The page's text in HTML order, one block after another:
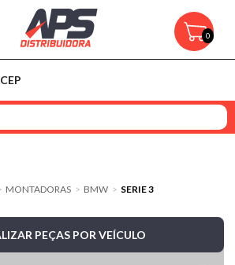
0
MONTADORAS > BMW > SERIE 3
PEÇAS POR VEÍCULO